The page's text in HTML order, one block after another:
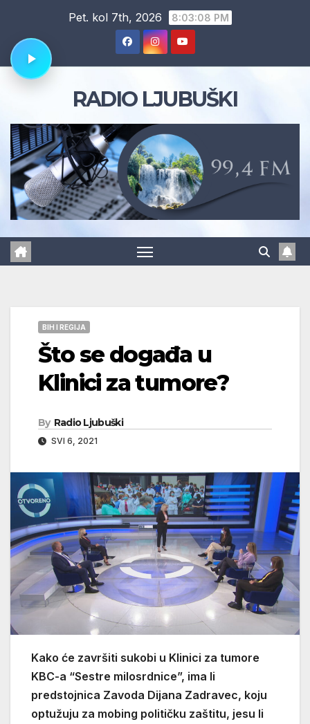
content
Pet. kol 7th, 2026 8:03:09 PM
RADIO LJUBUŠKI
BIH I REGIJA
Što se događa u
Klinici za tumore?
By Radio Ljubuški
SVI 6, 2021
Kako će završiti sukobi u Klinici za tumore
KBC-a “Sestre milosrdnice”, ima li
predstojnica Zavoda Dijana Zadravec, koju
optužuju za mobing političku zaštitu, jesu li